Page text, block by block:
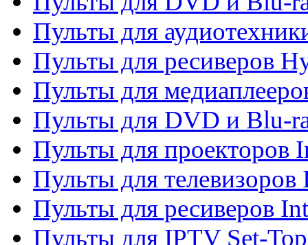
Пульты для
Пульты для ресиверов
Пульты для
Пульты для DVD и Blu-
Пульты для проекторов
Пульты для
Пульты для ресиверов
Пульты для IPTV Set-